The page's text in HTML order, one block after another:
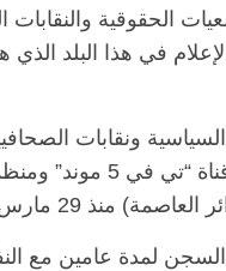
الحقوقية
في هذا البلد
ونقابات
أصدرته محكمة الجزائر
منذ 29 مارس.
لمدة عامين مع